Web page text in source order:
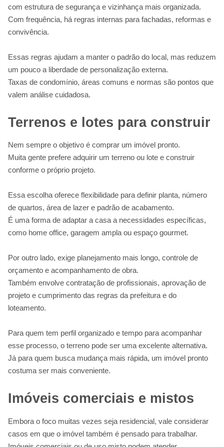
com estrutura de segurança e vizinhança mais organizada.
Com frequência, há regras internas para fachadas, reformas e
convivência.
Essas regras ajudam a manter o padrão do local, mas reduzem
um pouco a liberdade de personalização externa.
Taxas de condomínio, áreas comuns e normas são pontos que
valem análise cuidadosa.
Terrenos e lotes para construir
Nem sempre o objetivo é comprar um imóvel pronto.
Muita gente prefere adquirir um terreno ou lote e construir
conforme o próprio projeto.
Essa escolha oferece flexibilidade para definir planta, número
de quartos, área de lazer e padrão de acabamento.
É uma forma de adaptar a casa a necessidades específicas,
como home office, garagem ampla ou espaço gourmet.
Por outro lado, exige planejamento mais longo, controle de
orçamento e acompanhamento de obra.
Também envolve contratação de profissionais, aprovação de
projeto e cumprimento das regras da prefeitura e do
loteamento.
Para quem tem perfil organizado e tempo para acompanhar
esse processo, o terreno pode ser uma excelente alternativa.
Já para quem busca mudança mais rápida, um imóvel pronto
costuma ser mais conveniente.
Imóveis comerciais e mistos
Embora o foco muitas vezes seja residencial, vale considerar
casos em que o imóvel também é pensado para trabalhar.